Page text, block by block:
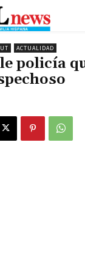
ACTUALIDAD
policía